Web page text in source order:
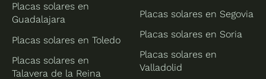
Placas solares en
Guadalajara
Placas solares en Toledo
Placas solares en
Talavera de la Reina
Placas solares en Segovia
Placas solares en Soria
Placas solares en
Valladolid